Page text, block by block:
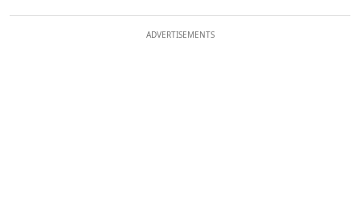
ADVERTISEMENTS